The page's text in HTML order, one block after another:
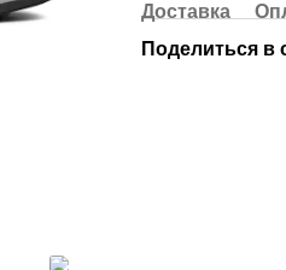
Доставка
Поделиться в